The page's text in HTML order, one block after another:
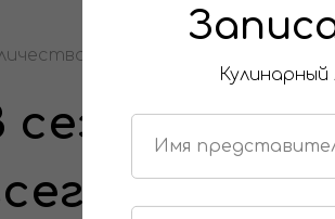
мест ограничено -
сезоне 2025
три